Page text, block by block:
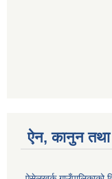
ऐन, कानुन तथा